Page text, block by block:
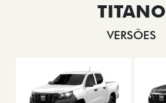
TITANO
VERSÕES